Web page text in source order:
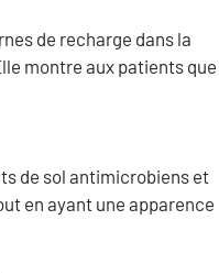
de recharge dans la
montre aux patients que
de sol antimicrobiens et
en ayant une apparence